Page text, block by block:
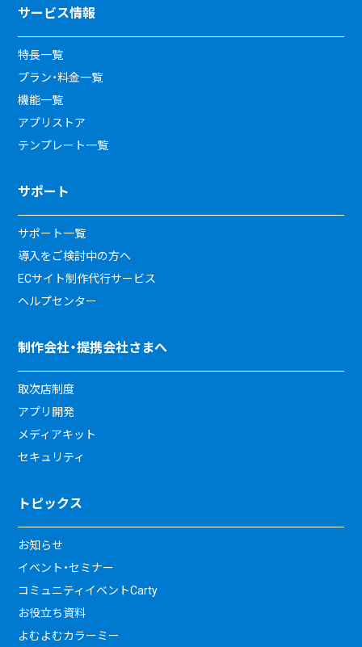
サービス情報
特長一覧
プラン・料金一覧
機能一覧
アプリストア
テンプレート一覧
サポート
サポート一覧
導入をご検討中の方へ
ECサイト制作代行サービス
ヘルプセンター
制作会社・提携会社さまへ
取次店制度
アプリ開発
メディアキット
セキュリティ
トピックス
お知らせ
イベント・セミナー
コミュニティイベントCarty
お役立ち資料
よむよむカラーミー